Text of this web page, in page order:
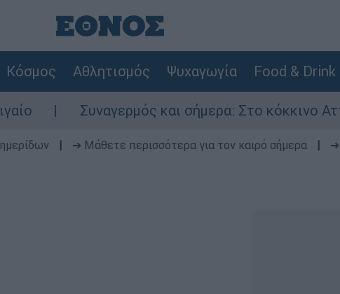
Κόσμος Αθλητισμός Ψυχαγωγία Food & Drink
Συναγερμός και σήμερα: Στο κόκκινο Αττική και
➔ Μάθετε περισσότερα για τον καιρό σήμερα
➔